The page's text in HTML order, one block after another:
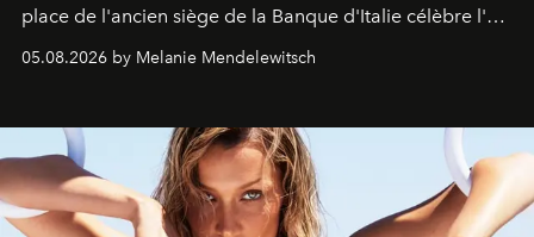
place de l'ancien siège de la Banque d'Italie célèbre l'art
05.08.2026 by Melanie Mendelewitsch